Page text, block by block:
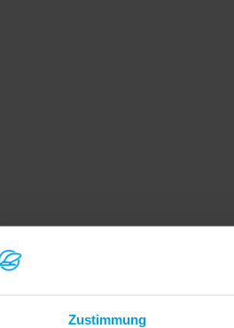
Zustimmung